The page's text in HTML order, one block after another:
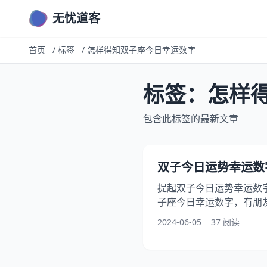
无忧道客
首页 / 标签 / 怎样得知双子座今日幸运数字
标签：怎样
包含此标签的最新文章
双子今日运势幸运
提起双子今日运势幸运数
子座今日幸运数字，有朋
字关系，此外，还有朋友
运号码，让我们详细解
2024-06-05 37 阅读